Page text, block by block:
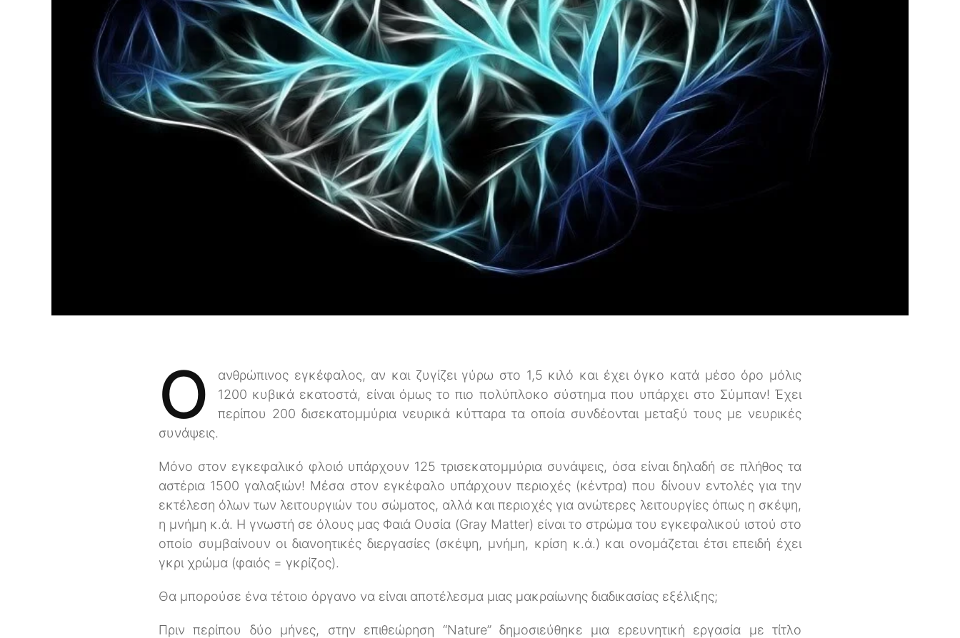
Ο
ανθρώπινος εγκέφαλος, αν και ζυγίζει γύρω στο 1,5 κιλό και έχει όγκο κατά μέσο όρο μόλις
1200 κυβικά εκατοστά, είναι όμως το πιο πολύπλοκο σύστημα που υπάρχει στο Σύμπαν! Έχει
περίπου 200 δισεκατομμύρια νευρικά κύτταρα τα οποία συνδέονται μεταξύ τους με νευρικές
συνάψεις.
Μόνο στον εγκεφαλικό φλοιό υπάρχουν 125 τρισεκατομμύρια συνάψεις, όσα είναι δηλαδή σε πλήθος τα
αστέρια 1500 γαλαξιών! Μέσα στον εγκέφαλο υπάρχουν περιοχές (κέντρα) που δίνουν εντολές για την
εκτέλεση όλων των λειτουργιών του σώματος, αλλά και περιοχές για ανώτερες λειτουργίες όπως η σκέψη,
η μνήμη κ.ά. Η γνωστή σε όλους μας Φαιά Ουσία (Gray Matter) είναι το στρώμα του εγκεφαλικού ιστού στο
οποίο συμβαίνουν οι διανοητικές διεργασίες (σκέψη, μνήμη, κρίση κ.ά.) και ονομάζεται έτσι επειδή έχει
γκρι χρώμα (φαιός = γκρίζος).
Θα μπορούσε ένα τέτοιο όργανο να είναι αποτέλεσμα μιας μακραίωνης διαδικασίας εξέλιξης;
Πριν περίπου δύο μήνες, στην επιθεώρηση “Nature” δημοσιεύθηκε μια ερευνητική εργασία με τίτλο